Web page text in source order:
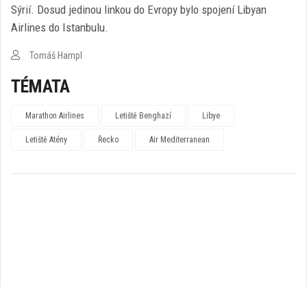
Sýrií. Dosud jedinou linkou do Evropy bylo spojení Libyan
Airlines do Istanbulu.
Tomáš Hampl
TÉMATA
Marathon Airlines Letiště Benghazí Libye
Letiště Atény Řecko Air Mediterranean